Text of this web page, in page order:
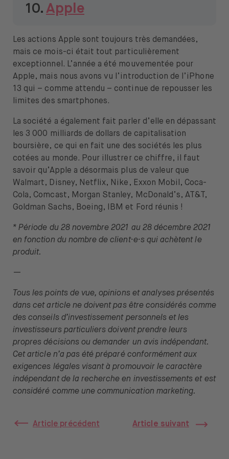
10. Apple
Les actions Apple sont toujours très demandées,
mais ce mois-ci était tout particulièrement
exceptionnel. L’année a été mouvementée pour
Apple, mais nous avons vu l’introduction de l’iPhone
13 qui – comme attendu – continue de repousser les
limites des smartphones.
La société a également fait parler d’elle en dépassant
les 3 000 milliards de dollars de capitalisation
boursière, ce qui en fait une des sociétés les plus
cotées au monde. Pour illustrer ce chiffre, il faut
savoir qu’Apple a désormais plus de valeur que
Walmart, Disney, Netflix, Nike, Exxon Mobil, Coca-
Cola, Comcast, Morgan Stanley, McDonald’s, AT&T,
Goldman Sachs, Boeing, IBM et Ford réunis !
* Période du 28 novembre 2021 au 28 décembre 2021
en fonction du nombre de client·e·s qui achètent le
produit.
—
Tous les points de vue, opinions et analyses présentés
dans cet article ne doivent pas être considérés comme
des conseils d’investissement personnels et les
investisseurs particuliers doivent prendre leurs
propres décisions ou demander un avis indépendant.
Cet article n’a pas été préparé conformément aux
exigences légales visant à promouvoir le caractère
indépendant de la recherche en investissements et est
considéré comme une communication marketing.
Article précédent Article suivant